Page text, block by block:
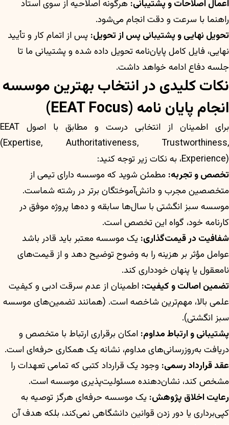
اعمال اصلاحات و پشتیبانی: هرگونه اصلاحیه از سوی استاد
راهنما با سرعت و دقت انجام می‌شود.
تحویل نهایی و پشتیبانی پس از تحویل: پس از اتمام کار و تأیید
نهایی، فایل کامل پایان‌نامه تحویل داده شده و پشتیبانی ما تا
جلسه دفاع ادامه خواهد داشت.
نکات کلیدی در انتخاب بهترین موسسه
انجام پایان نامه (EEAT Focus)
برای اطمینان از انتخابی درست و مطابق با اصول EEAT
(Expertise, Authoritativeness, Trustworthiness,
Experience)، به نکات زیر توجه کنید:
تخصص و تجربه: مطمئن شوید که موسسه دارای تیمی از
متخصصین مجرب و دانش‌آموختگان برتر در رشته شماست.
موسسه سبز انگشتی با سال‌ها سابقه و ده‌ها پروژه موفق در
کارنامه خود، گواه این تخصص است.
شفافیت در قیمت‌گذاری: یک موسسه معتبر باید قادر باشد
عوامل مؤثر بر هزینه را به وضوح توضیح دهد و از قیمت‌های
نامعقول یا پنهان خودداری کند.
تضمین اصالت و کیفیت: اطمینان از عدم سرقت ادبی و کیفیت
علمی بالا، مهم‌ترین شاخصه است. (همانند تضمین‌های موسسه
سبز انگشتی).
پشتیبانی و ارتباط مداوم: امکان برقراری ارتباط با متخصص و
دریافت به‌روزرسانی‌های مداوم، نشانه یک همکاری حرفه‌ای است.
عقد قرارداد رسمی: وجود یک قرارداد کتبی که تمامی تعهدات را
مشخص کند، نشان‌دهنده مسئولیت‌پذیری موسسه است.
رعایت اخلاق پژوهش: یک موسسه حرفه‌ای هرگز توصیه به
کپی‌برداری یا دور زدن قوانین دانشگاهی نمی‌کند، بلکه هدف آن